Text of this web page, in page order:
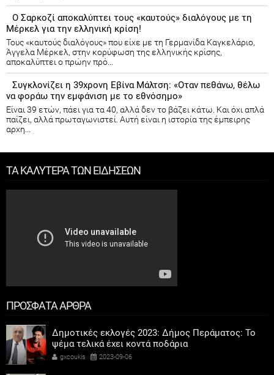
Ο Σαρκοζί αποκαλύπτει τους «καυτούς» διαλόγους με τη
Μέρκελ για την ελληνική κρίση!
Τους «καυτούς διαλόγους» που είχε με τη Γερμανίδα Καγκελάριο,
Άγγελα Μέρκελ, στην κορύφωση της ελληνικής κρίσης,
αποκαλύπτει ο πρώην πρό...
Συγκλονίζει η 39χρονη Εβίνα Μάλτση: «Οταν πεθάνω, θέλω
να φοράω την εμφάνιση με το εθνόσημο»
Είναι 39 ετών, πάει για τα 40, αλλά δεν το βάζει κάτω. Και όχι απλά
παίζει, αλλά πρωταγωνιστεί. Αυτή είναι η ιστορία της έμπειρης
αρχη...
ΤΑ ΚΑΛΥΤΕΡΑ ΤΩΝ ΕΙΔΗΣΕΩΝ
ΠΡΟΣΦΑΤΑ ΑΡΘΡΑ
Δημοτικές εκλογές 2023: Δήμος Περάματος: Το
ψέμα τελικά έχει κοντά ποδάρια
gxcoukis 2023-09-06